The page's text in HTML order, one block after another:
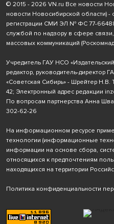
© 2015 - 2026 VN.ru Все новости
новости Новосибирской области)
регистрации СМИ ЭЛ № ФС 77-
службой по надзору в сфере
массовых коммуникаций
Учредитель ГАУ НСО
редактор, руководитель-директор
«Советская Сибирь» - Шрейтер
42; Электронный адрес редакции
По вопросам партнерства Анна
302-62-26
На информационном ресурсе
технологии (информационные
информации на основе сбора,
относящихся к предпочтениям
находящихся на территории
Политика конфиденциальности